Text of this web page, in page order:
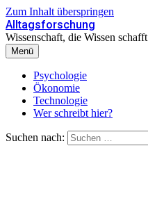
Zum Inhalt überspringen
Alltagsforschung
Wissenschaft, die Wissen schafft
Menü
Psychologie
Ökonomie
Technologie
Wer schreibt hier?
Suchen nach: